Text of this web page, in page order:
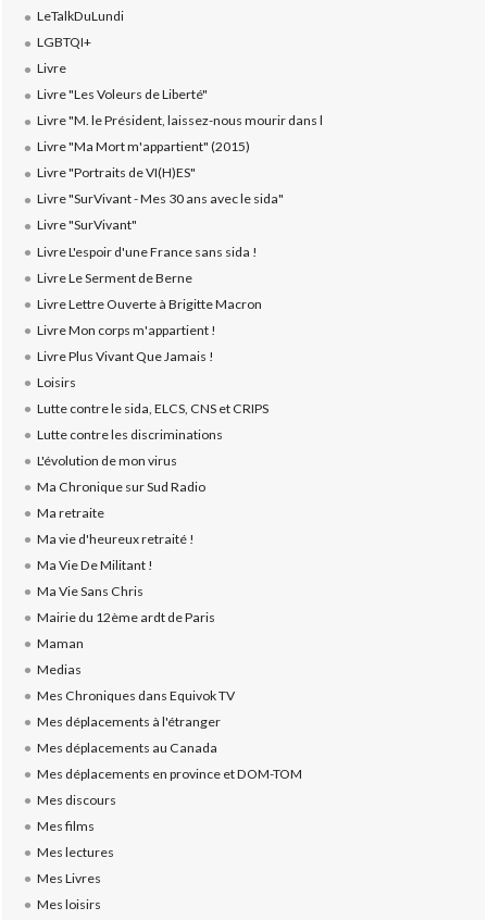
LeTalkDuLundi
LGBTQI+
Livre
Livre "Les Voleurs de Liberté"
Livre "M. le Président, laissez-nous mourir dans l
Livre "Ma Mort m'appartient" (2015)
Livre "Portraits de VI(H)ES"
Livre "SurVivant - Mes 30 ans avec le sida"
Livre "SurVivant"
Livre L'espoir d'une France sans sida !
Livre Le Serment de Berne
Livre Lettre Ouverte à Brigitte Macron
Livre Mon corps m'appartient !
Livre Plus Vivant Que Jamais !
Loisirs
Lutte contre le sida, ELCS, CNS et CRIPS
Lutte contre les discriminations
L'évolution de mon virus
Ma Chronique sur Sud Radio
Ma retraite
Ma vie d'heureux retraité !
Ma Vie De Militant !
Ma Vie Sans Chris
Mairie du 12ème ardt de Paris
Maman
Medias
Mes Chroniques dans Equivok TV
Mes déplacements à l'étranger
Mes déplacements au Canada
Mes déplacements en province et DOM-TOM
Mes discours
Mes films
Mes lectures
Mes Livres
Mes loisirs